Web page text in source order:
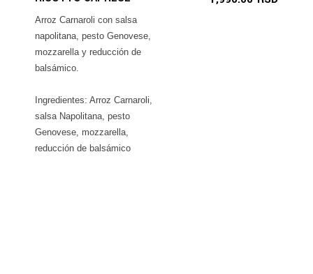
Arroz Carnaroli con salsa
napolitana, pesto Genovese,
mozzarella y reducción de
balsámico.
Ingredientes: Arroz Carnaroli,
salsa Napolitana, pesto
Genovese, mozzarella,
reducción de balsámico